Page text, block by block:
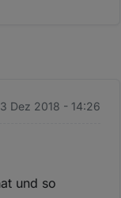
Dez 2018 - 14:26
und so